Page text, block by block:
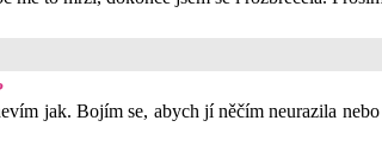
jak. Bojím se, abych jí něčím neurazila